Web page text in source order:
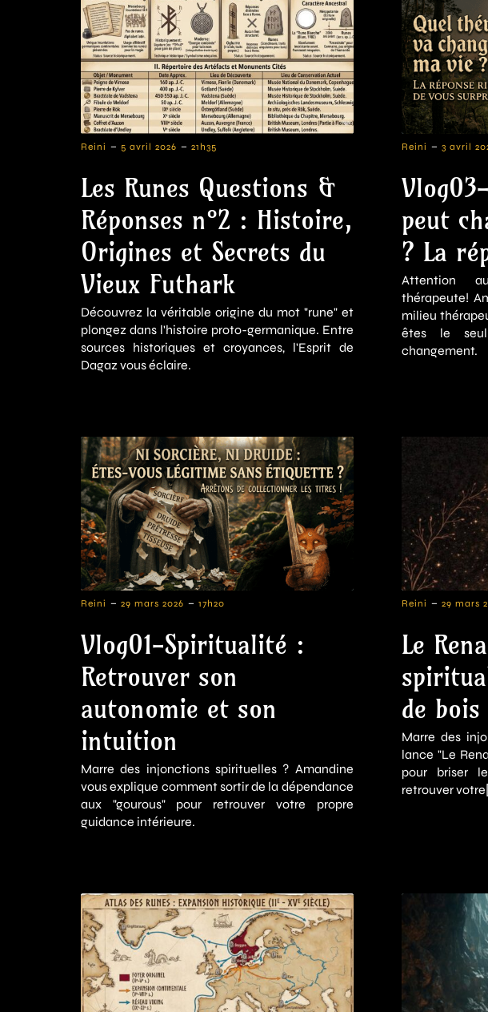
Reini - 5 avril 2026 - 21h35
Les Runes Questions &
Réponses n°2 : Histoire,
Origines et Secrets du
Vieux Futhark
Découvrez la véritable origine du mot "rune" et
plongez dans l'histoire proto-germanique. Entre
sources historiques et croyances, l'Esprit de
Dagaz vous éclaire.
Reini - 3 avril
peut
? La
Attention
thérapeute!
milieu
êtes le
changement.
Reini - 29 mars 2026 - 17h20
Vlog01-Spiritualité :
Retrouver son
autonomie et son
intuition
Marre des injonctions spirituelles ? Amandine
vous explique comment sortir de la dépendance
aux "gourous" pour retrouver votre propre
guidance intérieure.
Reini - 29 mars
Le
de bois
Marre des
lance "Le
pour briser
retrouver